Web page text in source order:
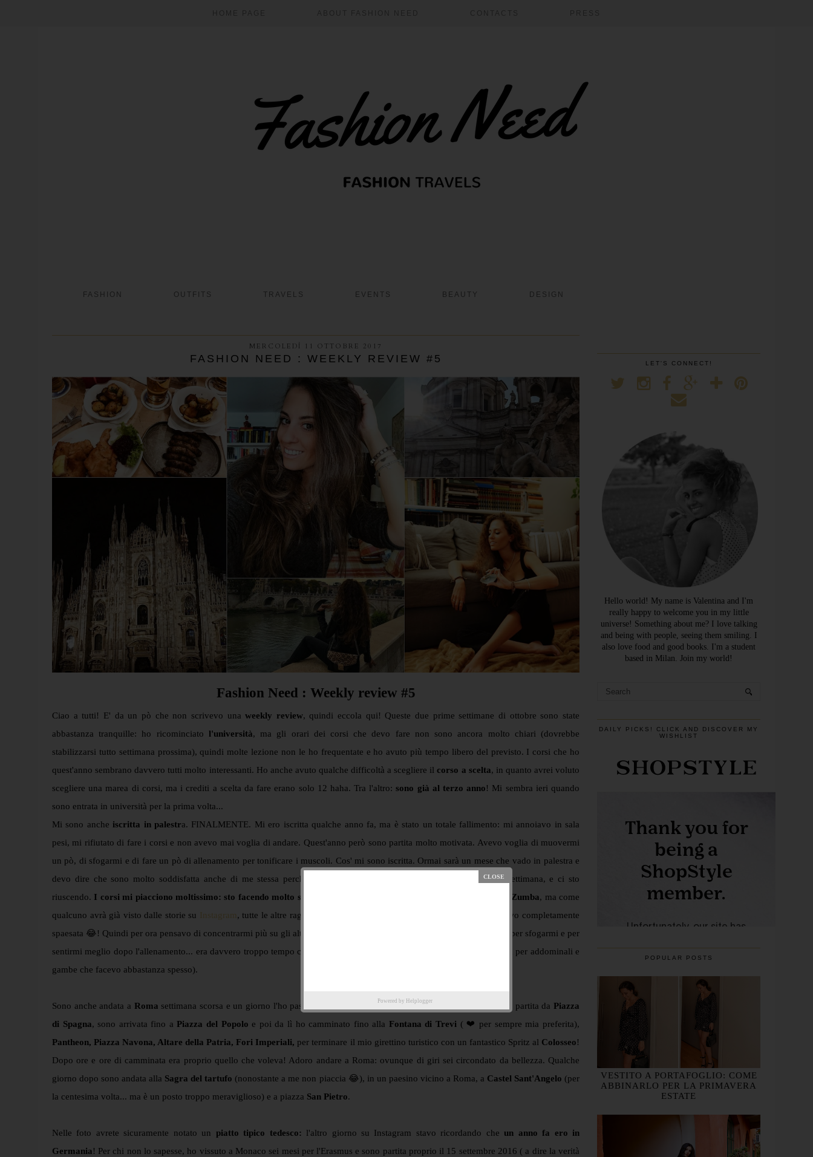
FASHION OUTFITS TRAVELS EVENTS BEAUTY DESIGN
MERCOLEDÌ 11 OTTOBRE 2017
FASHION NEED : WEEKLY REVIEW #5
Fashion Need : Weekly review #5
Ciao a tutti! E' da un pò che non scrivevo unaweekly review, quindi eccola qui! Queste due prime settimane di ottobre sono state
abbastanza tranquille: ho ricominciato l'università, ma gli orari dei corsi che devo fare non sono ancora molto chiari (dovrebbe
stabilizzarsi tutto settimana prossima), quindi molte lezione non le ho frequentate e ho avuto più tempo libero del previsto. I corsi che ho
quest'anno sembrano davvero tutti molto interessanti. Ho anche avuto qualche difficoltà a scegliere il corso a scelta, in quanto avrei voluto
scegliere una marea di corsi, ma i crediti a scelta da fare erano solo 12 haha. Tra l'altro:sono già al terzo anno! Mi sembra ieri quando
sono entrata in università per la prima volta...
Mi sono anche iscritta in palestra. FINALMENTE. Mi ero iscritta qualche anno fa, ma è stato un totale fallimento: mi annoiavo in sala
pesi, mi rifiutato di fare i corsi e non avevo mai voglia di andare. Quest'anno però sono partita molto motivata. Avevo voglia di muovermi
un pò, di sfogarmi e di fare un pò di allenamento per tonificare i muscoli. Cos' mi sono iscritta. Ormai sarà un mese che vado in palestra e
devo dire che sono molto soddisfatta anche di me stessa perché sto cercando di andare con costanza tre volte a settimana, e ci sto
riuscendo. I corsi mi piacciono moltissimo: sto facendo molto spesso GAG e Step&Tone. Pilates e Zumba, ma come
qualcuno avrà già visto dalle storie su Instagram , tutte le altre ragazze a Zumba sapevano già la coreografia e io sembravo completamente
spaesata 😂! Quindi per ora pensavo di concentrarmi più su gli altri due corsi. Mi diverte molto andarci e mi serve un pò per sfogarmi e per
sentirmi meglio dopo l'allenamento... era davvero troppo tempo che non facevo un pò di sport (a parte gli esercizi a casa per addominali e
gambe che facevo abbastanza spesso).
Sono anche andata a Roma settimana scorsa e un giorno l'ho passato a girovagare tra le bellezze della città eterna: sono partita da Piazza
di Spagna, sono arrivata fino a Piazza del Popolo e poi da lì ho camminato fino alla Fontana di Trevi ( ❤️ per sempre mia preferita),
Pantheon, Piazza Navona, Altare della Patria, Fori Imperiali, per terminare il mio girettino turistico con un fantastico Spritz al Colosseo!
Dopo ore e ore di camminata era proprio quello che voleva! Adoro andare a Roma: ovunque di giri sei circondato da bellezza. Qualche
giorno dopo sono andata alla Sagra del tartufo (nonostante a me non piaccia 😂), in un paesino vicino a Roma, a Castel Sant'Angelo (per
la centesima volta... ma è un posto troppo meraviglioso) e a piazza San Pietro.
Nelle foto avrete sicuramente notato un piatto tipico tedesco: l'altro giorno su Instagram stavo ricordando cheun anno fa ero in
Germania! Per chi non lo sapesse, ho vissuto a Monaco sei mesi per l'Erasmus e sono partita proprio il 15 settembre 2016 ( a dire la verità
Powered by Helplogger
LET'S CONNECT!
Hello world! My name is Valentina and I'm
really happy to welcome you in my little
universe! Something about me? I love talking
and being with people, seeing them smiling. I
also love food and good books. I'm a student
based in Milan. Join my world!
DAILY PICKS! CLICK AND DISCOVER MY
WISHLIST
POPULAR POSTS
VESTITO A PORTAFOGLIO: COME
ABBINARLO PER LA PRIMAVERA
ESTATE